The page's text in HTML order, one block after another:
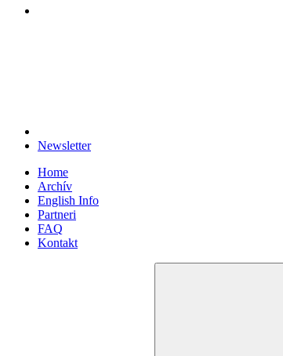
Newsletter
Home
Archív
English Info
Partneri
FAQ
Kontakt